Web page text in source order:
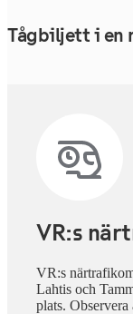
Tågbiljett i en
VR:s
VR:s
Lahtis och
plats.